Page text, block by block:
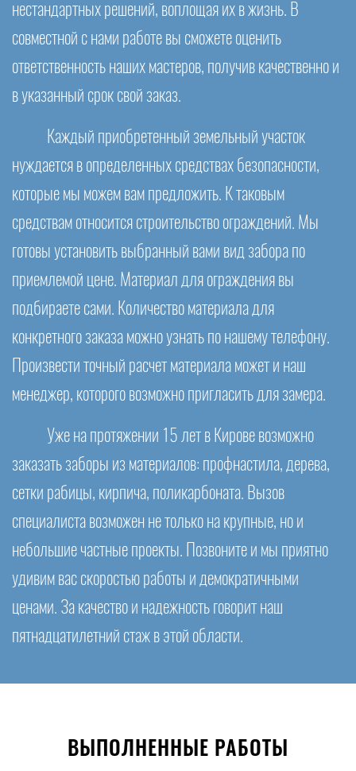
нестандартных решений, воплощая их в жизнь. В
совместной с нами работе вы сможете оценить
ответственность наших мастеров, получив качественно и
в указанный срок свой заказ.
Каждый приобретенный земельный участок
нуждается в определенных средствах безопасности,
которые мы можем вам предложить. К таковым
средствам относится строительство ограждений. Мы
готовы установить выбранный вами вид забора по
приемлемой цене. Материал для ограждения вы
подбираете сами. Количество материала для
конкретного заказа можно узнать по нашему телефону.
Произвести точный расчет материала может и наш
менеджер, которого возможно пригласить для замера.
Уже на протяжении 15 лет в Кирове возможно
заказать заборы из материалов: профнастила, дерева,
сетки рабицы, кирпича, поликарбоната. Вызов
специалиста возможен не только на крупные, но и
небольшие частные проекты. Позвоните и мы приятно
удивим вас скоростью работы и демократичными
ценами. За качество и надежность говорит наш
пятнадцатилетний стаж в этой области.
ВЫПОЛНЕННЫЕ РАБОТЫ